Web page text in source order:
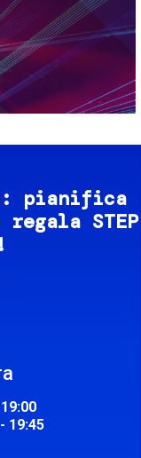
pianifica
STEP
19:45